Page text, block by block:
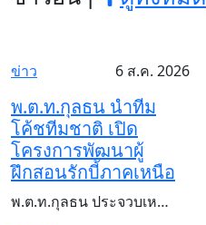
ข่าว 6 ส.ค. 2026
พ.ต.ท.กุลธน นำทีม
โค้ชทีมชาติ เปิด
โครงการพัฒนาผู้
ฝึกสอนรักบี้ภาคเหนือ
พ.ต.ท.กุลธน ประจวบเห…